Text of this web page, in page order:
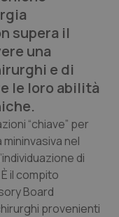
supera il
una
e di
le loro abilità
“chiave” per
nel
di
il compito
Board
provenienti